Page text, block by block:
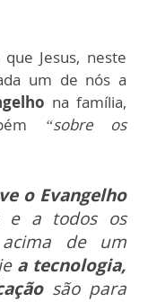
Jesus, neste
um de nós a
na família,
“sobre os
o Evangelho
a todos os
de um
a tecnologia,
são para